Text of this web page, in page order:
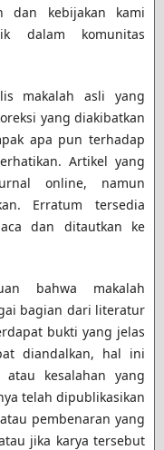
dan kebijakan kami
dalam komunitas
makalah asli yang
yang diakibatkan
apa pun terhadap
Artikel yang
online, namun
Erratum tersedia
dan ditautkan ke
bahwa makalah
bagian dari literatur
bukti yang jelas
diandalkan, hal ini
kesalahan yang
telah dipublikasikan
pembenaran yang
jika karya tersebut